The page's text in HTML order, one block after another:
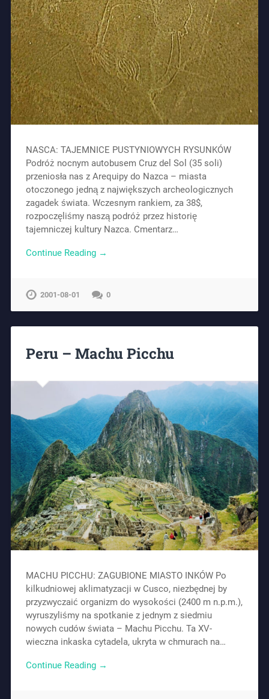
NASCA: TAJEMNICE PUSTYNIOWYCH RYSUNKÓW
Podróż nocnym autobusem Cruz del Sol (35 soli)
przeniosła nas z Arequipy do Nazca – miasta
otoczonego jedną z największych archeologicznych
zagadek świata. Wczesnym rankiem, za 38$,
rozpoczęliśmy naszą podróż przez historię
tajemniczej kultury Nazca. Cmentarz…
Continue Reading →
2001-08-01 0
Peru – Machu Picchu
MACHU PICCHU: ZAGUBIONE MIASTO INKÓW Po
kilkudniowej aklimatyzacji w Cusco, niezbędnej by
przyzwyczaić organizm do wysokości (2400 m n.p.m.),
wyruszyliśmy na spotkanie z jednym z siedmiu
nowych cudów świata – Machu Picchu. Ta XV-
wieczna inkaska cytadela, ukryta w chmurach na…
Continue Reading →